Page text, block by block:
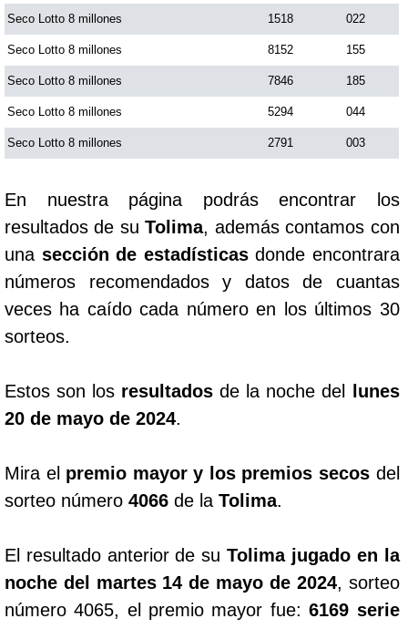
Super Chontico Noche
Seco Lotto 8 millones 1518 022
Seco Lotto 8 millones 8152 155
Seco Lotto 8 millones 7846 185
Seco Lotto 8 millones 5294 044
Seco Lotto 8 millones 2791 003
En nuestra página podrás encontrar los
resultados de suTolima, además contamos con
una sección de estadísticasdonde encontrara
números recomendados y datos de cuantas
veces ha caído cada número en los últimos 30
sorteos.
Estos son los resultados de la noche del
lunes
20 de mayo de 2024.
Mira el premio mayor y los premios secosdel
sorteo número 4066 de la Tolima.
El resultado anterior de suTolima jugado en la
noche del martes 14 de mayo de 2024, sorteo
número 4065, el premio mayor fue:6169 serie